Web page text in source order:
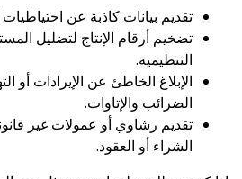
تقديم بيانات كاذبة عن احتياطيات
تضخيم أرقام الإنتاج لتضليل
التنظيمية.
الإبلاغ الخاطئ عن الإيرادات أو
الضرائب والإتاوات.
تقديم رشاوي أو عمولات غير
الشراء أو العقود.